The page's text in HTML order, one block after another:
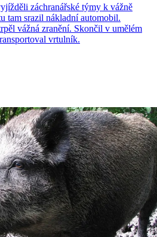
záchranářské týmy k vážně
tam srazil nákladní automobil.
vážná zranění. Skončil v umělém
vrtulník.